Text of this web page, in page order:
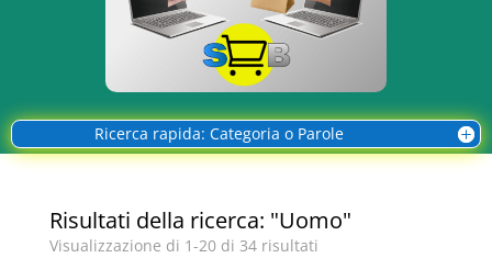
Ricerca rapida: Categoria o Parole
Risultati della ricerca: "Uomo"
Visualizzazione di 1-20 di 34 risultati